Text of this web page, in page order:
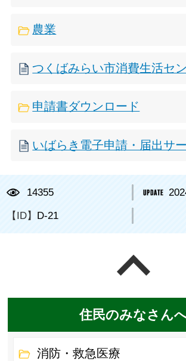
農業
つくばみらい市消費生活セ
申請書ダウンロード
いばらき電子申請・届出サ
14355
【ID】 D-21
住民のみなさん
消防・救急医療